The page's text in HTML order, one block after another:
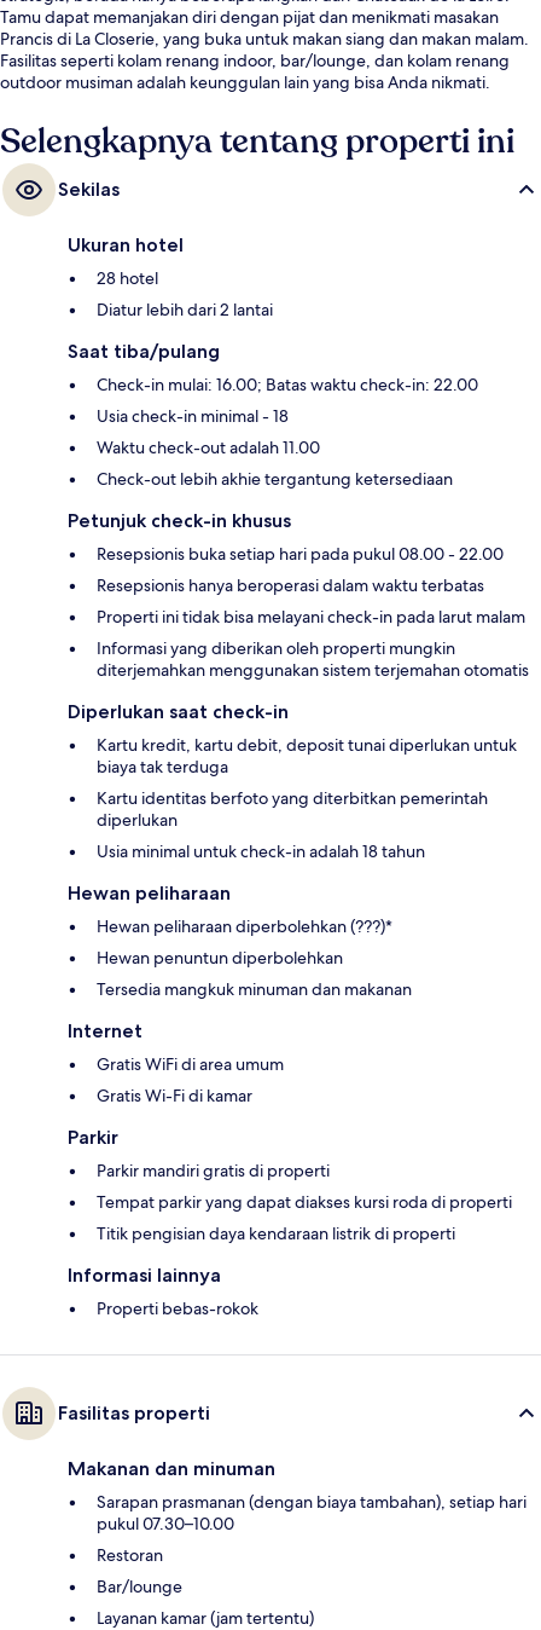
Tamu dapat memanjakan diri dengan pijat dan menikmati masakan
Prancis di La Closerie, yang buka untuk makan siang dan makan malam.
Fasilitas seperti kolam renang indoor, bar/lounge, dan kolam renang
outdoor musiman adalah keunggulan lain yang bisa Anda nikmati.
Selengkapnya tentang properti ini
Sekilas
Ukuran hotel
28 hotel
Diatur lebih dari 2 lantai
Saat tiba/pulang
Check-in mulai: 16.00; Batas waktu check-in: 22.00
Usia check-in minimal - 18
Waktu check-out adalah 11.00
Check-out lebih akhie tergantung ketersediaan
Petunjuk check-in khusus
Resepsionis buka setiap hari pada pukul 08.00 - 22.00
Resepsionis hanya beroperasi dalam waktu terbatas
Properti ini tidak bisa melayani check-in pada larut malam
Informasi yang diberikan oleh properti mungkin
diterjemahkan menggunakan sistem terjemahan otomatis
Diperlukan saat check-in
Kartu kredit, kartu debit, deposit tunai diperlukan untuk
biaya tak terduga
Kartu identitas berfoto yang diterbitkan pemerintah
diperlukan
Usia minimal untuk check-in adalah 18 tahun
Hewan peliharaan
Hewan peliharaan diperbolehkan (???)*
Hewan penuntun diperbolehkan
Tersedia mangkuk minuman dan makanan
Internet
Gratis WiFi di area umum
Gratis Wi-Fi di kamar
Parkir
Parkir mandiri gratis di properti
Tempat parkir yang dapat diakses kursi roda di properti
Titik pengisian daya kendaraan listrik di properti
Informasi lainnya
Properti bebas-rokok
Fasilitas properti
Makanan dan minuman
Sarapan prasmanan (dengan biaya tambahan), setiap hari
pukul 07.30–10.00
Restoran
Bar/lounge
Layanan kamar (jam tertentu)